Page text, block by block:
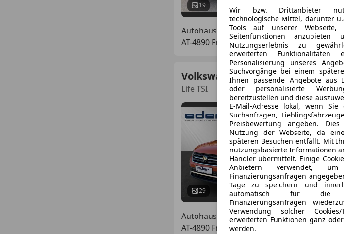
19 09/
Autohaus Ing. Ernst Eder GmbH
AT-4890 Frankenmarkt
Volkswagen T-Cross
Life TSI
29
€ 18
08/
Autohaus Ing. Ernst Eder GmbH
AT-4890 Frankenmarkt
Wir bzw. Drittanbieter
technologische Mittel, darunter
Tools auf unserer
Seitenfunktionen anzubieten
Nutzungserlebnis zu
erweiterten
Personalisierung unseres
Suchvorgänge bei einem
Ihnen passende Angebote aus
oder personalisierte
bereitzustellen und diese
E-Mail-Adresse lokal, wenn
Suchanfragen,
Preisbewertung angeben.
Nutzung der Webseite, da
späteren Besuchen entfällt. Mit
nutzungsbasierte Informationen
Händler übermittelt. Einige
Anbietern verwendet,
Finanzierungsanfragen
Tage zu speichern und
automatisch für die
Finanzierungsanfragen
Verwendung solcher
erweiterten Funktionen ganz
werden.